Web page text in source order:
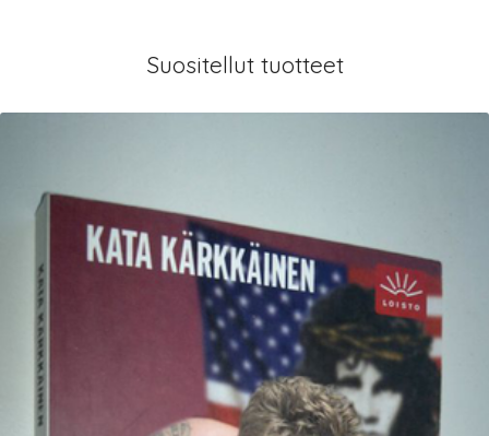
Suositellut tuotteet